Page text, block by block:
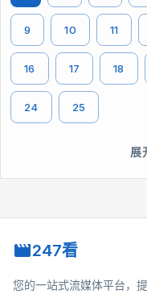
9 10 11
16 17 18
24 25
展
247看
您的一站式流媒体平台，